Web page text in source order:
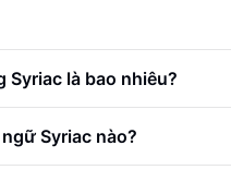
là bao nhiêu?
Syriac nào?